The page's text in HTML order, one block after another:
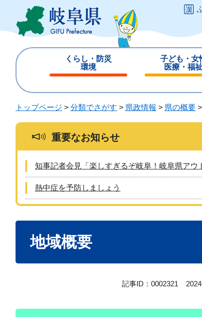
ジ
ュ
くらし・防災
環境
じ
子ども・女
医療・福
じ
る
トップページ > 分類でさがす > 県政情報 > 県の概要 >
重要なお知らせ
知事記者会見「楽しすぎるぞ岐阜！岐阜県ア
熱中症を予防しましょう
地域概要
記事ID：0002321